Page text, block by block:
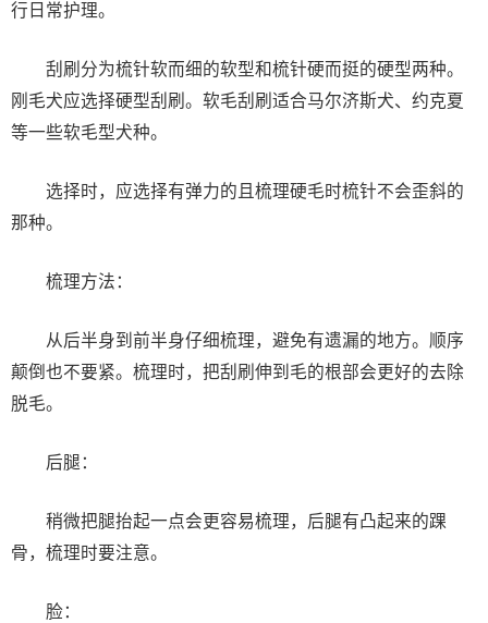
行日常护理。
刮刷分为梳针软而细的软型和梳针硬而挺的硬型两种。
刚毛犬应选择硬型刮刷。软毛刮刷适合马尔济斯犬、约克夏
等一些软毛型犬种。
选择时，应选择有弹力的且梳理硬毛时梳针不会歪斜的
那种。
梳理方法：
从后半身到前半身仔细梳理，避免有遗漏的地方。顺序
颠倒也不要紧。梳理时，把刮刷伸到毛的根部会更好的去除
脱毛。
后腿：
稍微把腿抬起一点会更容易梳理，后腿有凸起来的踝
骨，梳理时要注意。
脸：